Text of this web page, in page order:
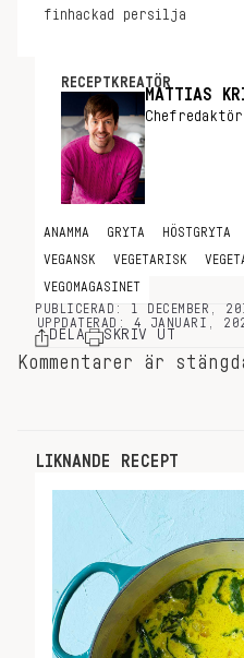
finhackad persilja
RECEPTKREATÖR
MATTIAS
Chefredaktör
ANAMMA GRYTA HÖSTGRYTA
VEGANSK VEGETARISK
VEGOMAGASINET
PUBLICERAD: 1 DECEMBER,
UPPDATERAD: 4 JANUARI,
DELA SKRIV UT
Kommentarer är
LIKNANDE RECEPT